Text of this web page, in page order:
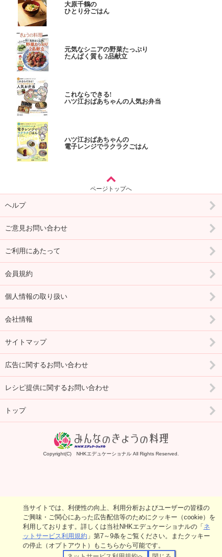
大原千鶴の
ひとり分ごはん
元気なシニアの野菜たっぷり
たんぱく質も 2品献立
これならできる!
ハツ江おばあちゃんの人気お弁当
ハツ江おばあちゃんの
電子レンジでラクラクごはん
ページトップへ
ヘルプ
ご意見お問い合わせ
ご利用にあたって
会員規約
個人情報の取り扱い
会社情報
サイトマップ
広告に関するお問い合わせ
レシピ提供に関するお問い合わせ
トップ
Copyright(C) NHKエデュケーショナル All Rights Reserved.
当サイトでは、利便性の向上、利用分析およびユーザーの皆様の
ご興味・ご関心にあった広告配信等のためにクッキー（cookie）を
利用しております。詳しくは当社NHKエデュケーショナルの「ネ
ットサービス利用規約 」第7～9条をご覧ください。またクッキー
の停止（オプトアウト）もこちらから可能です。